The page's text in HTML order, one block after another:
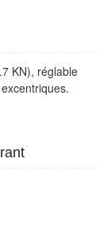
KN), réglable